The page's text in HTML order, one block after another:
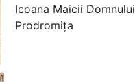
Icoana Maicii Domnului
Prodromița